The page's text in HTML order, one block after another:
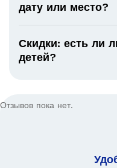
дату или место?
Скидки: есть ли
детей?
Отзывов пока нет.